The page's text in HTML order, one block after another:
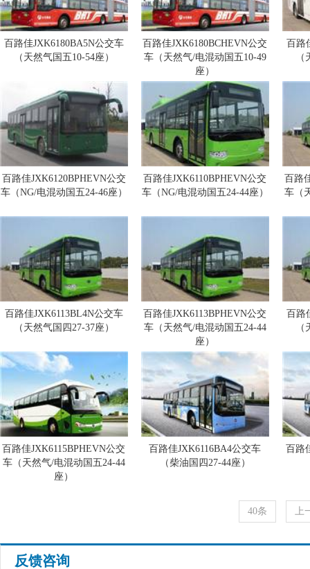
百路佳JXK6180BA5N公交车
（天然气国五10-54座）
百路佳JXK6180BCHEVN公交
车（天然气/电混动国五10-49
座）
百路
百路佳JXK6120BPHEVN公交
车（NG/电混动国五24-46座）
百路佳JXK6110BPHEVN公交
车（NG/电混动国五24-44座）
百路
车（
百路佳JXK6113BL4N公交车
（天然气国四27-37座）
百路佳JXK6113BPHEVN公交
车（天然气/电混动国五24-44
座）
百路
百路佳JXK6115BPHEVN公交
车（天然气/电混动国五24-44
座）
百路佳JXK6116BA4公交车
（柴油国四27-44座）
百路
40条 上
反馈咨询